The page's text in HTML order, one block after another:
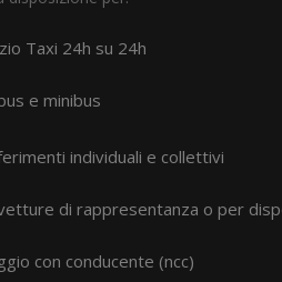
Taxi 24h su 24h
e minibus
individuali e collettivi
di rappresentanza o per
con conducente (ncc)